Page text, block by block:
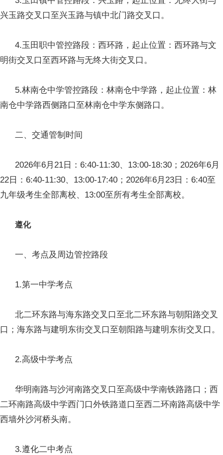
兴玉路交叉口至兴玉路与镇中北门路交叉口。
4.玉田职中管控路段：西环路，起止位置：西环路与文
明街交叉口至西环路与无终大街交叉口。
5.林南仓中学管控路段：林南仓中学路，起止位置：林
南仓中学路西侧路口至林南仓中学东侧路口。
二、交通管制时间
2026年6月21日：6:40-11:30、13:00-18:30；2026年6月
22日：6:40-11:30、13:00-17:40；2026年6月23日：6:40至
九年级考生全部离校、13:00至所有考生全部离校。
遵化
一、考点及周边管控路段
1.第一中学考点
北二环东路与海东路交叉口至北二环东路与朝阳路交叉
口；海东路与建明东街交叉口至朝阳路与建明东街交叉口。
2.高级中学考点
华明南路与沙河南路交叉口至高级中学南铁路路口；西
二环南路高级中学西门口外铁路道口至西二环南路高级中学
西墙外沙河桥头南。
3.遵化二中考点